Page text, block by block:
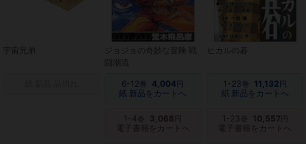
宇宙兄弟
ジョジョの奇妙な冒険 戦
闘潮流
6-12巻 4,004 円
紙 新品をカートへ
1-4 3,068
電子書籍をカートへ
ヒカルの碁
1-23巻 11,132 円
紙 新品をカートへ
1-23 10,557
電子書籍をカートへ